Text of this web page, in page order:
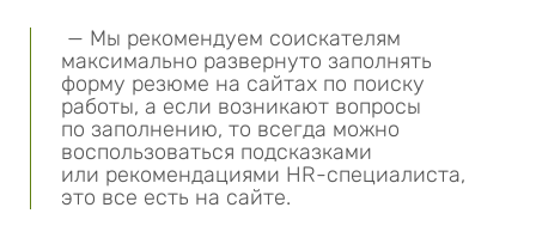
— Мы рекомендуем соискателям
максимально развернуто заполнять
форму резюме на сайтах по поиску
работы, а если возникают вопросы
по заполнению, то всегда можно
воспользоваться подсказками
или рекомендациями HR-специалиста,
это все есть на сайте.